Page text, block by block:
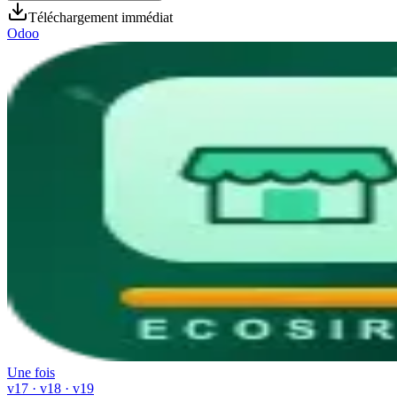
Téléchargement immédiat
Odoo
Une fois
v17 · v18 · v19